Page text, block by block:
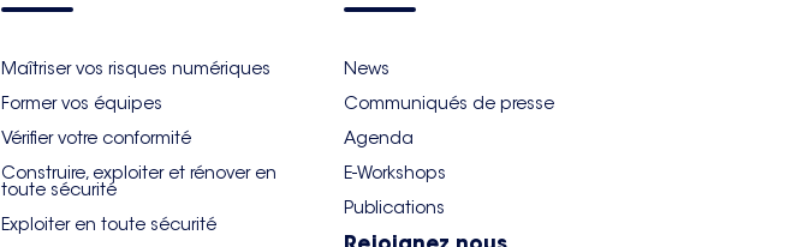
Maîtriser vos risques numériques
Former vos équipes
Vérifier votre conformité
Construire, exploiter et rénover en
toute sécurité
Exploiter en toute sécurité
News
Communiqués de presse
Agenda
E-Workshops
Publications